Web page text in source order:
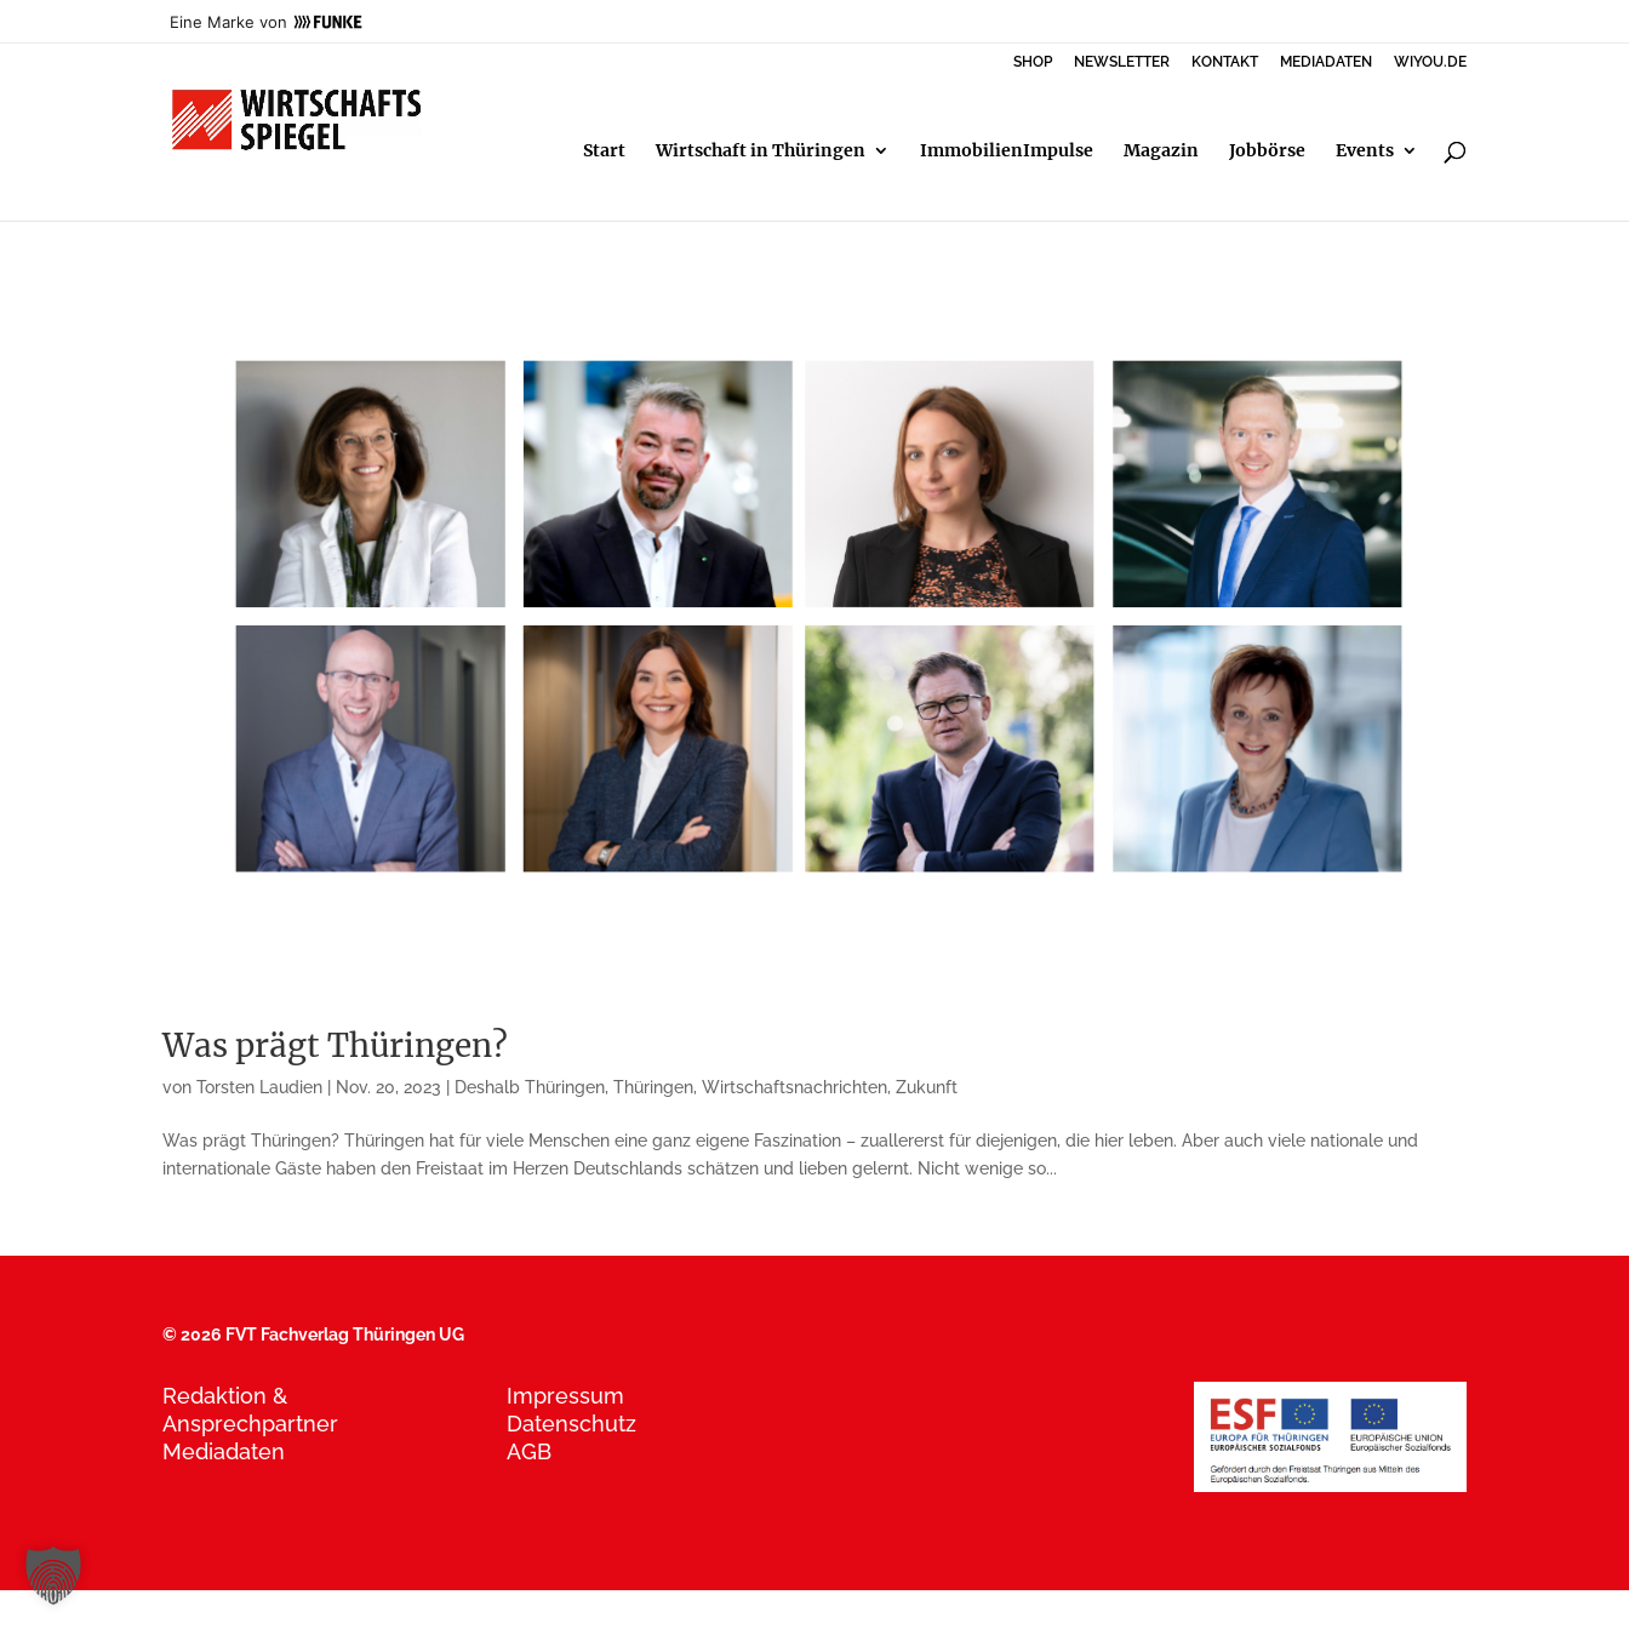
Eine Marke von
SHOP NEWSLETTER KONTAKT MEDIADATEN WIYOU.DE
Start Wirtschaft in Thüringen ImmobilienImpulse Magazin Jobbörse Events
Was prägt Thüringen?
vonTorsten Laudien Nov. 20, 2023 Deshalb Thüringen,Thüringen,Wirtschaftsnachrichten,Zukunft
Was prägt Thüringen? Thüringen hat für viele Menschen eine ganz eigene Faszination – zuallererst für diejenigen, die hier leben. Aber auch viele nationale und
internationale Gäste haben den Freistaat im Herzen Deutschlands schätzen und lieben gelernt. Nicht wenige so...
©2026 FVT Fachverlag Thüringen UG
Redaktion &
Ansprechpartner
Mediadaten
Impressum
Datenschutz
AGB